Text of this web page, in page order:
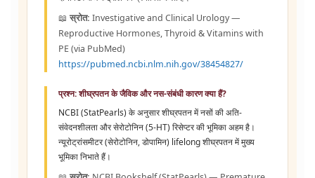
📖 स्रोत: Investigative and Clinical Urology —
Reproductive Hormones, Thyroid & Vitamins with
PE (via PubMed)
https://pubmed.ncbi.nlm.nih.gov/38454827/
प्रश्न: शीघ्रपतन के जैविक और नस-संबंधी कारण क्या हैं?
NCBI (StatPearls) के अनुसार शीघ्रपतन में नसों की अति-
संवेदनशीलता और सेरोटोनिन (5-HT) रिसेप्टर की भूमिका अहम है।
न्यूरोट्रांसमीटर (सेरोटोनिन, डोपामिन) lifelong शीघ्रपतन में मुख्य
भूमिका निभाते हैं।